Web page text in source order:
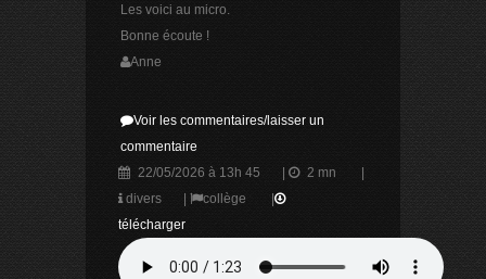
Les voici au micro.
Bonne écoute !
Anne
Voir les commentaires/laisser un
commentaire
22/05/2026 à 13h 45
| 2 mn
|
divers
| collège
|
télécharger